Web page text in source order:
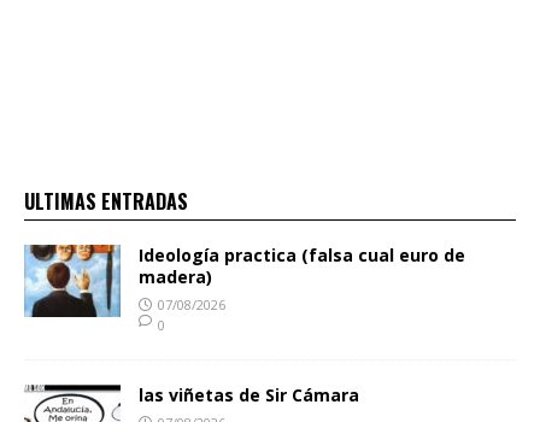
ULTIMAS ENTRADAS
Ideología practica (falsa cual euro de
madera)
07/08/2026
0
las viñetas de Sir Cámara